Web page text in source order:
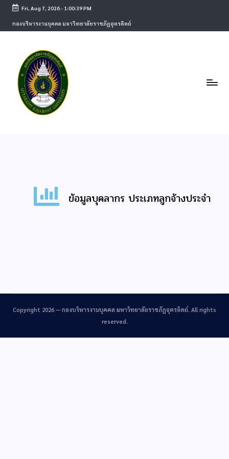
Fri, Aug 7, 2026- 1:00:39 PM
กองบริหารงานบุคคล มหาวิทยาลัยราชภัฏอุตรดิตถ์
ข้อมูลบุคลากร ประเภทลูกจ้างประจำ
Copyright 2026 — กองบริหารงานบุคคล มหาวิทยาลัยราชภัฏอุตรดิตถ์. All rights
reserved.